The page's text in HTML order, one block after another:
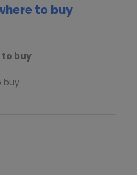
to buy
to buy
buy